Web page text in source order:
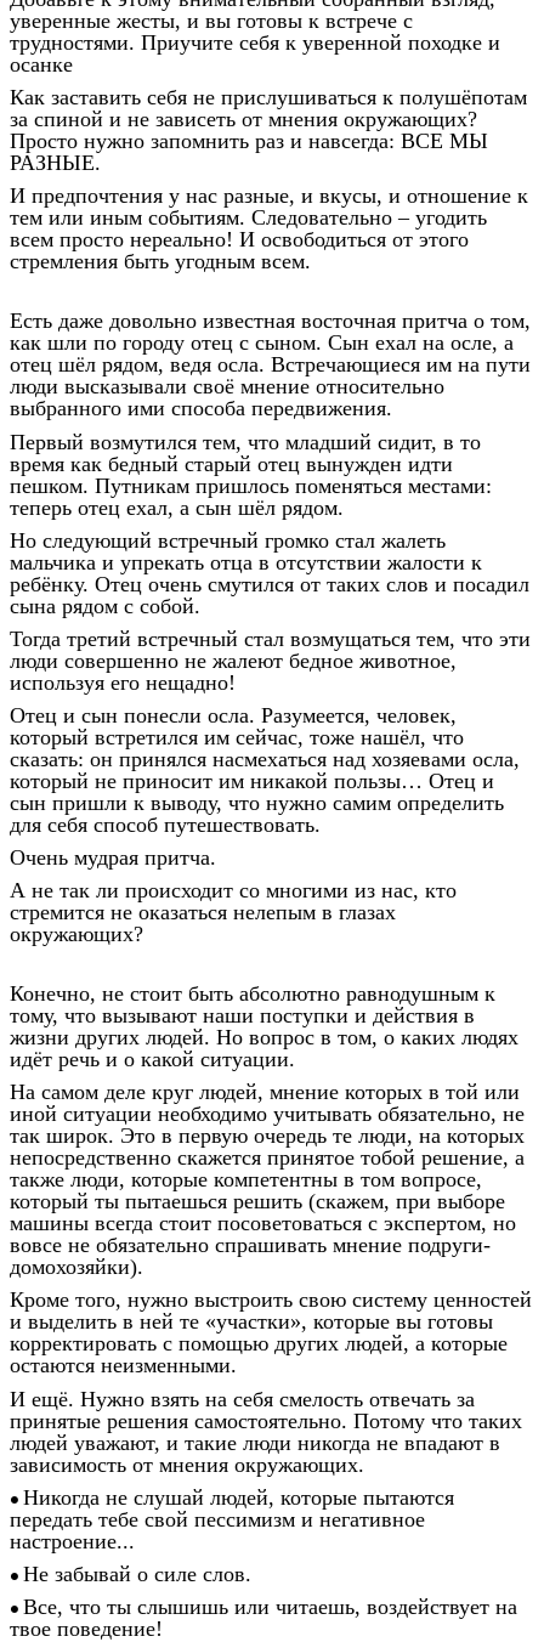
уверенные жесты, и вы готовы к встрече с
трудностями. Приучите себя к уверенной походке и
осанке
Как заставить себя не прислушиваться к полушёпотам
за спиной и не зависеть от мнения окружающих?
Просто нужно запомнить раз и навсегда: ВСЕ МЫ
РАЗНЫЕ.
И предпочтения у нас разные, и вкусы, и отношение к
тем или иным событиям. Следовательно – угодить
всем просто нереально! И освободиться от этого
стремления быть угодным всем.
Есть даже довольно известная восточная притча о том,
как шли по городу отец с сыном. Сын ехал на осле, а
отец шёл рядом, ведя осла. Встречающиеся им на пути
люди высказывали своё мнение относительно
выбранного ими способа передвижения.
Первый возмутился тем, что младший сидит, в то
время как бедный старый отец вынужден идти
пешком. Путникам пришлось поменяться местами:
теперь отец ехал, а сын шёл рядом.
Но следующий встречный громко стал жалеть
мальчика и упрекать отца в отсутствии жалости к
ребёнку. Отец очень смутился от таких слов и посадил
сына рядом с собой.
Тогда третий встречный стал возмущаться тем, что эти
люди совершенно не жалеют бедное животное,
используя его нещадно!
Отец и сын понесли осла. Разумеется, человек,
который встретился им сейчас, тоже нашёл, что
сказать: он принялся насмехаться над хозяевами осла,
который не приносит им никакой пользы… Отец и
сын пришли к выводу, что нужно самим определить
для себя способ путешествовать.
Очень мудрая притча.
А не так ли происходит со многими из нас, кто
стремится не оказаться нелепым в глазах
окружающих?
Конечно, не стоит быть абсолютно равнодушным к
тому, что вызывают наши поступки и действия в
жизни других людей. Но вопрос в том, о каких людях
идёт речь и о какой ситуации.
На самом деле круг людей, мнение которых в той или
иной ситуации необходимо учитывать обязательно, не
так широк. Это в первую очередь те люди, на которых
непосредственно скажется принятое тобой решение, а
также люди, которые компетентны в том вопросе,
который ты пытаешься решить (скажем, при выборе
машины всегда стоит посоветоваться с экспертом, но
вовсе не обязательно спрашивать мнение подруги-
домохозяйки).
Кроме того, нужно выстроить свою систему ценностей
и выделить в ней те «участки», которые вы готовы
корректировать с помощью других людей, а которые
остаются неизменными.
И ещё. Нужно взять на себя смелость отвечать за
принятые решения самостоятельно. Потому что таких
людей уважают, и такие люди никогда не впадают в
зависимость от мнения окружающих.
Никогда не слушай людей, которые пытаются
передать тебе свой пессимизм и негативное
настроение...
Не забывай о силе слов.
Все, что ты слышишь или читаешь, воздействует на
твое поведение!